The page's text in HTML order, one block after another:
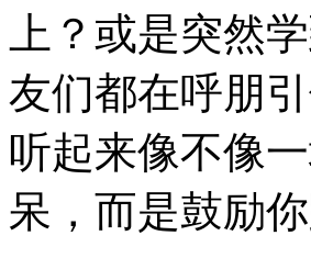
上？或是突然
友们都在呼朋
听起来像不像
呆，而是鼓励